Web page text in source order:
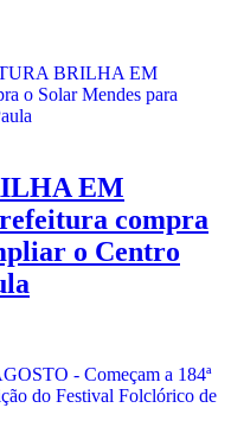
EM
compra
o Centro